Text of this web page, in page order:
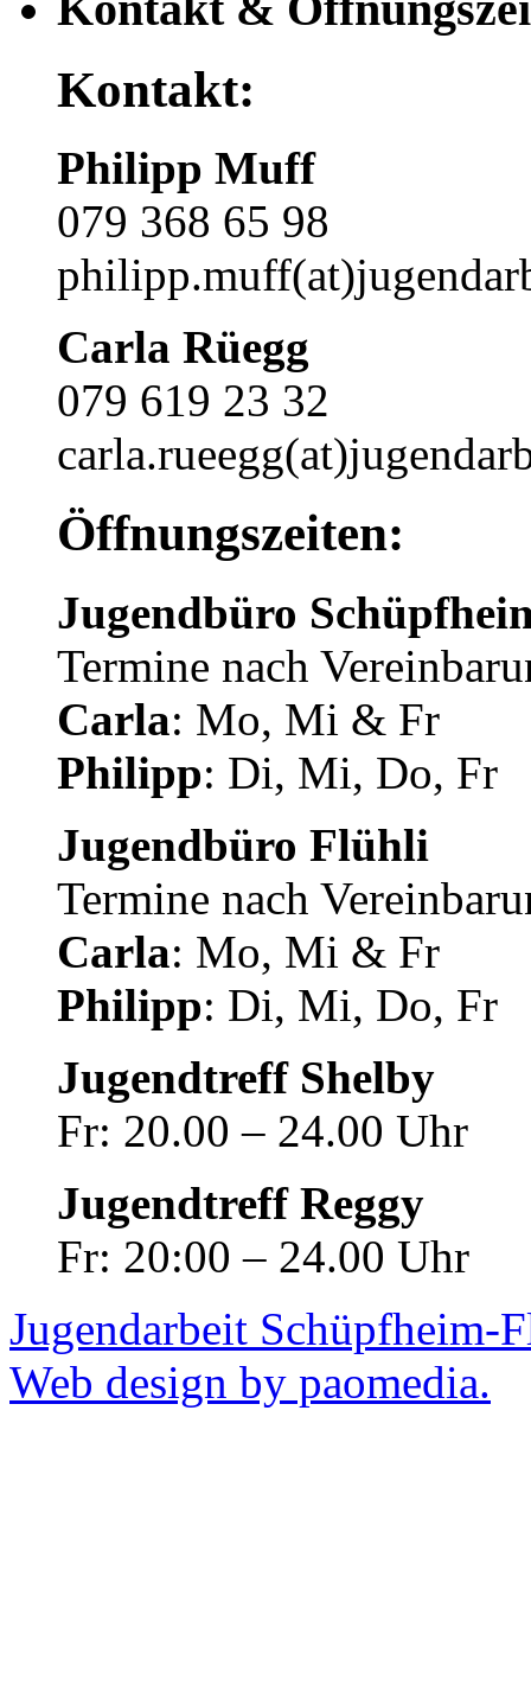
Kontakt:
Philipp Muff
079 368 65 98
Carla Rüegg
079 619 23 32
Öffnungszeiten:
Jugendbüro
Termine nach
Carla: Mo, Mi & Fr
Philipp: Di, Mi, Do, Fr
Jugendbüro Flühli
Termine nach
Carla: Mo, Mi & Fr
Philipp: Di, Mi, Do, Fr
Jugendtreff Shelby
Fr: 20.00 – 24.00 Uhr
Jugendtreff Reggy
Fr: 20:00 – 24.00 Uhr
Jugendarbeit Schüpfheim-
Web design by paomedia.